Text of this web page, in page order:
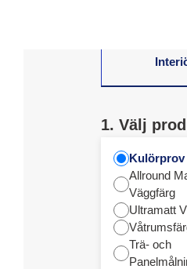
1. Välj
Kulörprov
Allround
Väggfärg
Ultramatt
Trä- och